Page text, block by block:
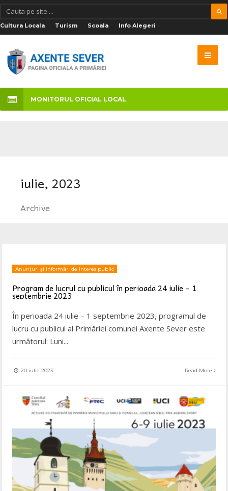
Cultura Locala Turism Scoala Info Alegeri
MONITORUL OFICIAL LOCAL
iulie, 2023
Archive
Anunțuri și informări de interes public
Program de lucrul cu publicul în perioada 24 iulie – 1
septembrie 2023
În perioada 24 iulie – 1 septembrie 2023, programul de
lucru cu publicul al Primăriei comunei Axente Sever este
următorul: Luni...
20 iulie 2023 Read More